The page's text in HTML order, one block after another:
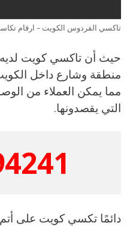
تاكسي الفردوس الكويت – ارقام
حيث أن تاكسي كويت
منطقة وشارع داخل
مما يمكن العملاء من
التي يقصدونها.
دائمًا تكسي كويت على أتم